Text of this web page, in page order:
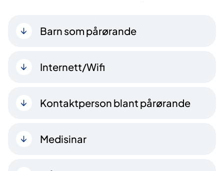
Barn som pårørande
Internett/Wifi
Kontaktperson blant pårørande
Medisinar